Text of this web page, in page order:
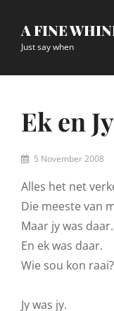
content
A FINE
Just say when
Ek en Jy
By 5 November 2008
Alles het net
Die meeste van
Maar jy was daar.
En ek was daar.
Wie sou kon raai?
Jy was jy.